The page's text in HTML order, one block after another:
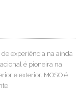
experiência na ainda
é pioneira na
e exterior. MOSO é